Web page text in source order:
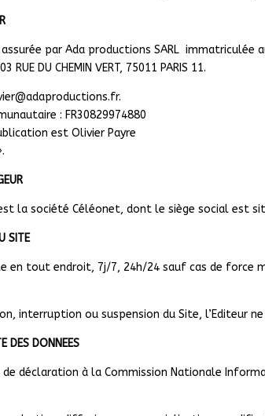
par Ada productions SARL immatriculée
DU CHEMIN VERT, 75011 PARIS 11.
: FR30829974880
est Olivier Payre
la société Céléonet, dont le siège social est
SITE
en tout endroit, 7j/7, 24h/24 sauf cas de force
interruption ou suspension du Site, l’Editeur
DES DONNEES
déclaration à la Commission Nationale